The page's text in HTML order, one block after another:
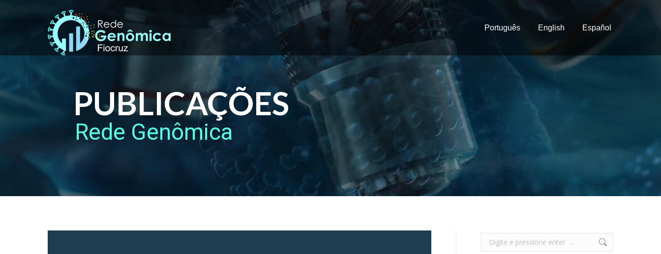
Português English Español
PUBLICAÇÕES
Rede Genômica
Search: